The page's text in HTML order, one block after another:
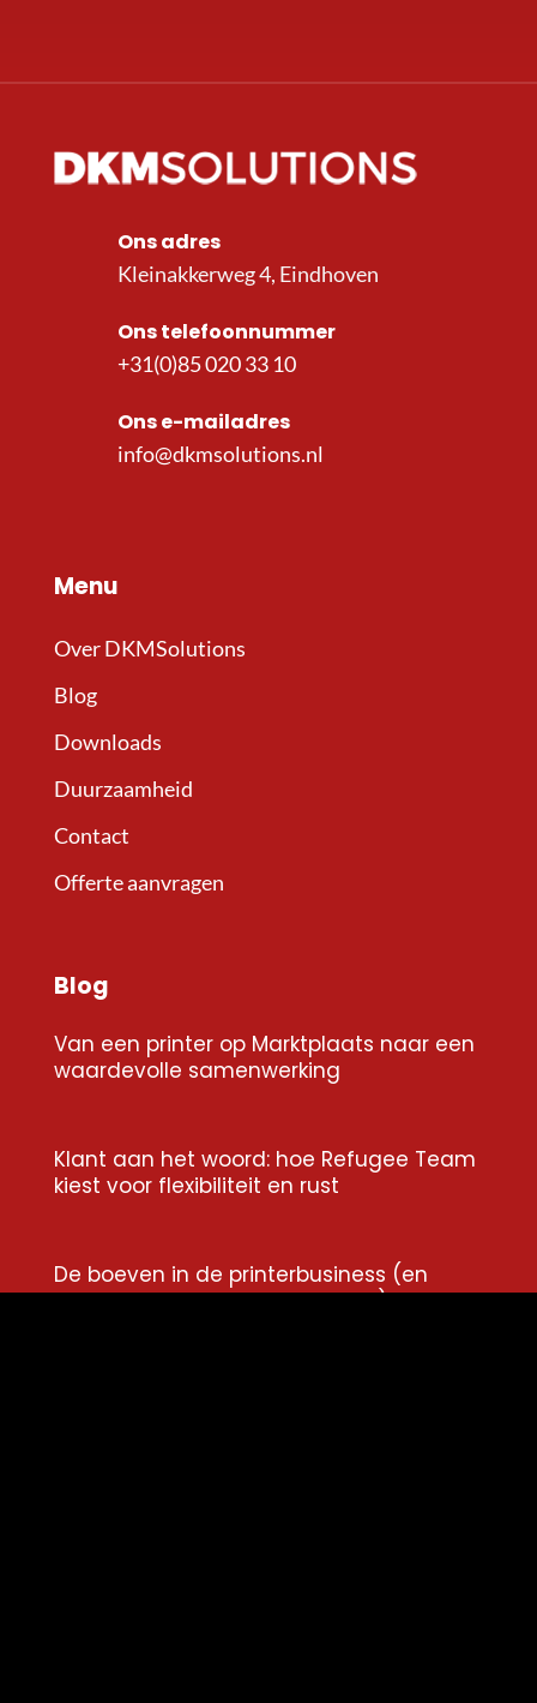
Ons adres
Kleinakkerweg 4, Eindhoven
Ons telefoonnummer
+31(0)85 020 33 10
Ons e-mailadres
info@dkmsolutions.nl
Menu
Over DKMSolutions
Blog
Downloads
Duurzaamheid
Contact
Offerte aanvragen
Blog
Van een printer op Marktplaats naar een
waardevolle samenwerking
Klant aan het woord: hoe Refugee Team
kiest voor flexibiliteit en rust
De boeven in de printerbusiness (en
waarom niemand erover praat)